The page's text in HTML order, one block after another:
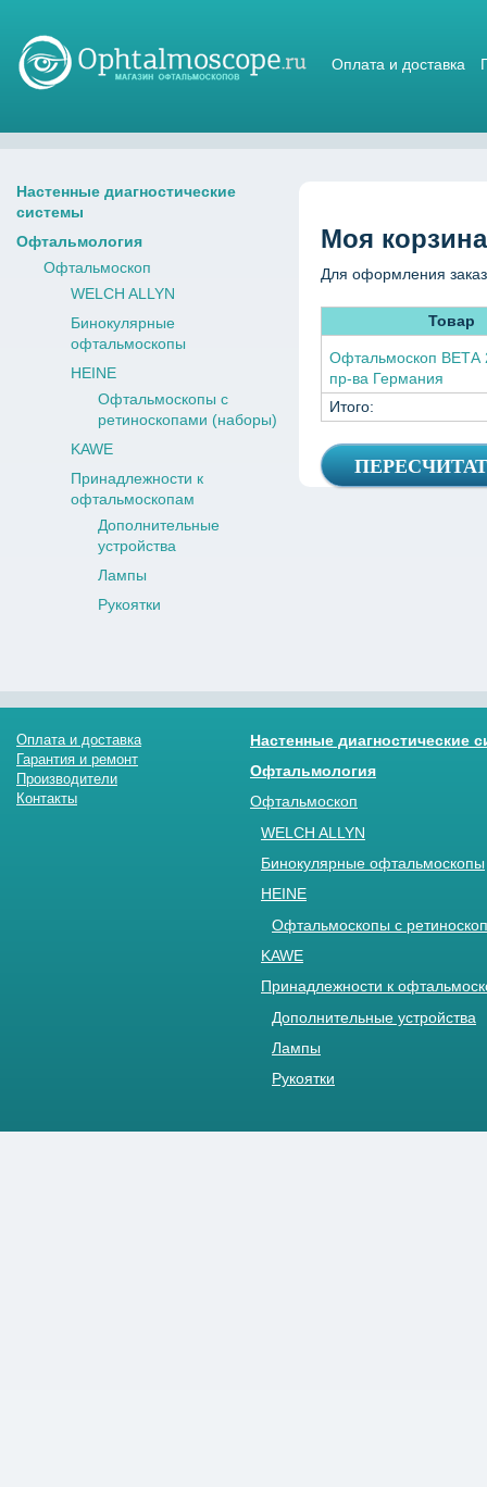
Оплата и доставка
Настенные диагностические
системы
Офтальмология
Офтальмоскоп
WELCH ALLYN
Бинокулярные
офтальмоскопы
HEINE
Офтальмоскопы с
ретиноскопами (наборы)
KAWE
Принадлежности к
офтальмоскопам
Дополнительные
устройства
Лампы
Рукоятки
Моя корзина
Для оформления
Товар
Офтальмоскоп ВЕТА
пр-ва Германия
Итого:
Оплата и доставка
Гарантия и ремонт
Производители
Контакты
Настенные диагностические
Офтальмология
Офтальмоскоп
WELCH ALLYN
Бинокулярные офтальмоскопы
HEINE
Офтальмоскопы с
KAWE
Принадлежности к
Дополнительные устройства
Лампы
Рукоятки